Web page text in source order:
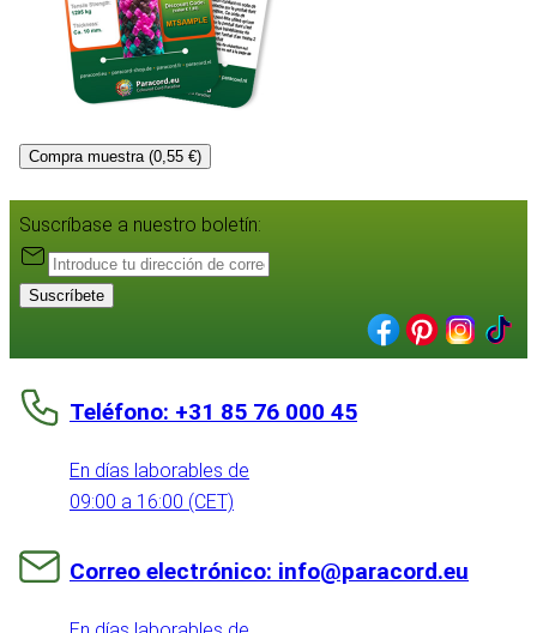
Compra muestra (0,55 €)
Suscríbase a nuestro boletín:
Suscríbete
Teléfono: +31 85 76 000 45
En días laborables de
09:00 a 16:00 (CET)
Correo electrónico: info@paracord.eu